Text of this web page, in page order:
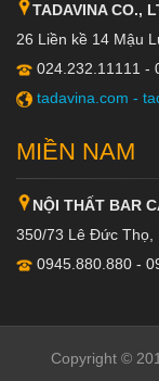
TADAVINA CO.,
26 Liền kề 14 Mậu
024.232.11111 -
tadavina.com -
MIỀN NAM
NỘI THẤT BAR
350/73 Lê Đức Thọ,
0945.880.880 -
Copyright ©